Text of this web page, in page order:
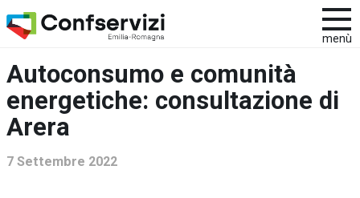
menù
Autoconsumo e comunità
energetiche: consultazione di
Arera
7 Settembre 2022